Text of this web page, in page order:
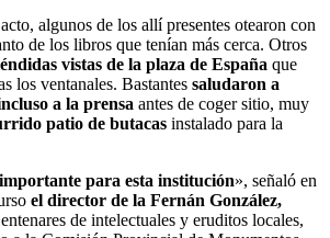
algunos de los allí presentes otearon con
de los libros que tenían más cerca. Otros
vistas de la plaza de España que
los ventanales. Bastantes saludaron a
a la prensa antes de coger sitio, muy
patio de butacas instalado para la
para esta institución», señaló en
el director de la Fernán González,
de intelectuales y eruditos locales,